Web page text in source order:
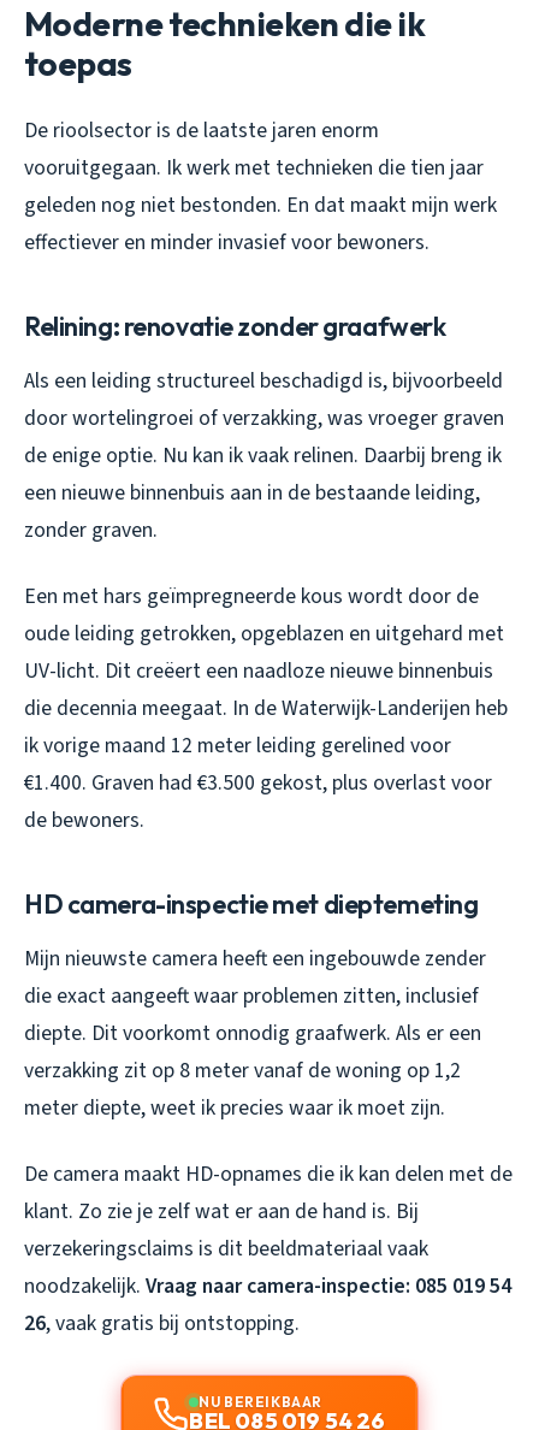
Moderne technieken die ik
toepas
De rioolsector is de laatste jaren enorm
vooruitgegaan. Ik werk met technieken die tien jaar
geleden nog niet bestonden. En dat maakt mijn werk
effectiever en minder invasief voor bewoners.
Relining: renovatie zonder graafwerk
Als een leiding structureel beschadigd is, bijvoorbeeld
door wortelingroei of verzakking, was vroeger graven
de enige optie. Nu kan ik vaak relinen. Daarbij breng ik
een nieuwe binnenbuis aan in de bestaande leiding,
zonder graven.
Een met hars geïmpregneerde kous wordt door de
oude leiding getrokken, opgeblazen en uitgehard met
UV-licht. Dit creëert een naadloze nieuwe binnenbuis
die decennia meegaat. In de Waterwijk-Landerijen heb
ik vorige maand 12 meter leiding gerelined voor
€1.400. Graven had €3.500 gekost, plus overlast voor
de bewoners.
HD camera-inspectie met dieptemeting
Mijn nieuwste camera heeft een ingebouwde zender
die exact aangeeft waar problemen zitten, inclusief
diepte. Dit voorkomt onnodig graafwerk. Als er een
verzakking zit op 8 meter vanaf de woning op 1,2
meter diepte, weet ik precies waar ik moet zijn.
De camera maakt HD-opnames die ik kan delen met de
klant. Zo zie je zelf wat er aan de hand is. Bij
verzekeringsclaims is dit beeldmateriaal vaak
noodzakelijk. Vraag naar camera-inspectie: 085 019 54
26, vaak gratis bij ontstopping.
NU BEREIKBAAR
BEL 085 019 54 26